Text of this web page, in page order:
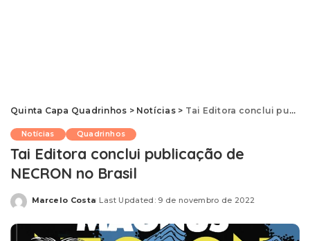
Quinta Capa Quadrinhos > Notícias> Tai Editora conclui publicação de NECRON no Brasil
Notícias Quadrinhos
Tai Editora conclui publicação de
NECRON no Brasil
Posted
Marcelo Costa Last Updated: 9 de novembro de 2022